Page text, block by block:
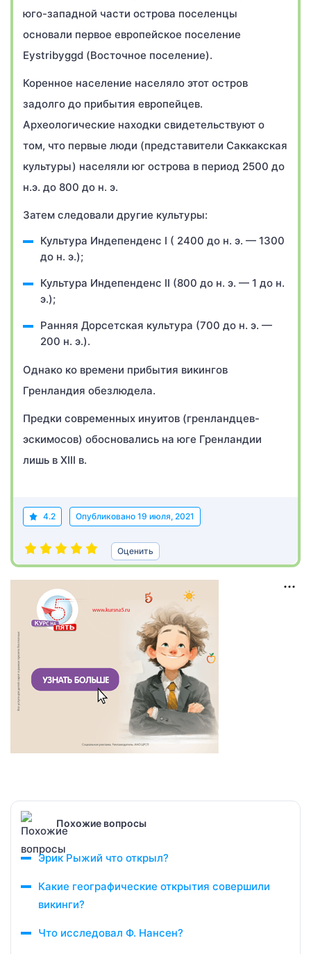
юго-западной части острова поселенцы
основали первое европейское поселение
Eystribyggd (Восточное поселение).
Коренное население населяло этот остров
задолго до прибытия европейцев.
Археологические находки свидетельствуют о
том, что первые люди (представители Саккакская
культуры) населяли юг острова в период 2500 до
н.э. до 800 до н. э.
Затем следовали другие культуры:
Культура Индепенденс I ( 2400 до н. э. — 1300
до н. э.);
Культура Индепенденс II (800 до н. э. — 1 до н.
э.);
Ранняя Дорсетская культура (700 до н. э. —
200 н. э.).
Однако ко времени прибытия викингов
Гренландия обезлюдела.
Предки современных инуитов (гренландцев-
эскимосов) обосновались на юге Гренландии
лишь в XIII в.
4.2 Опубликовано 19 июля, 2021
Оценить
Похожие вопросы
Эрик Рыжий что открыл?
Какие географические открытия совершили
викинги?
Что исследовал Ф. Нансен?